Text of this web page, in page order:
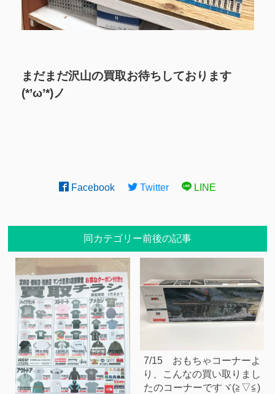
まだまだ沢山の買取お待ちしております
(*’ω’*)ノ
Facebook Twitter LINE
同カテゴリー前後の記事
7/15 おもちゃコーナーよ
り、こんなの買い取りまし
たのコーナーですヾ(≧▽≦)